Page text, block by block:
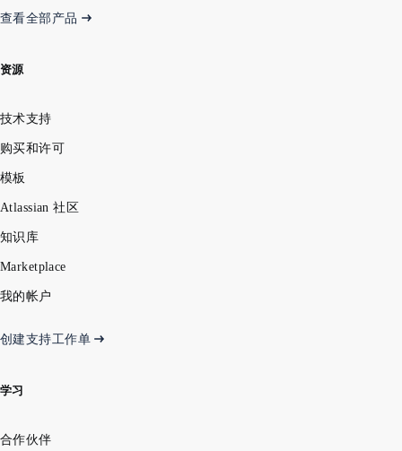
查看全部产品
资源
技术支持
购买和许可
模板
Atlassian 社区
知识库
Marketplace
我的帐户
创建支持工作单
学习
合作伙伴